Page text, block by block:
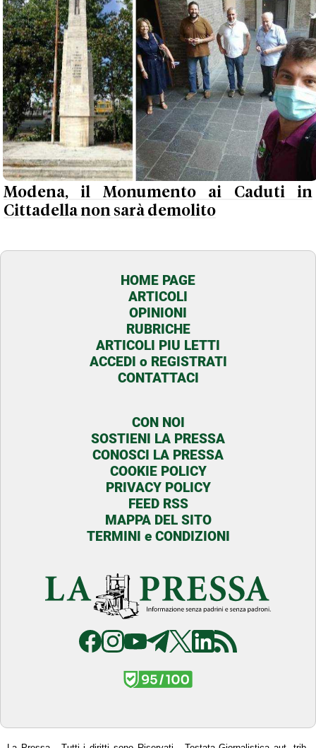
Modena, il Monumento ai Caduti in
Cittadella non sarà demolito
HOME PAGE
ARTICOLI
OPINIONI
RUBRICHE
ARTICOLI PIU LETTI
ACCEDI o REGISTRATI
CONTATTACI
CON NOI
SOSTIENI LA PRESSA
CONOSCI LA PRESSA
COOKIE POLICY
PRIVACY POLICY
FEED RSS
MAPPA DEL SITO
TERMINI e CONDIZIONI